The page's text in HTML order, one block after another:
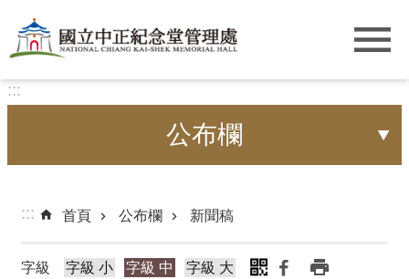
跳到主要內容區塊
:::
公布欄
::: 首頁 公布欄 新聞稿
字級 字級 小 字級 中 字級 大